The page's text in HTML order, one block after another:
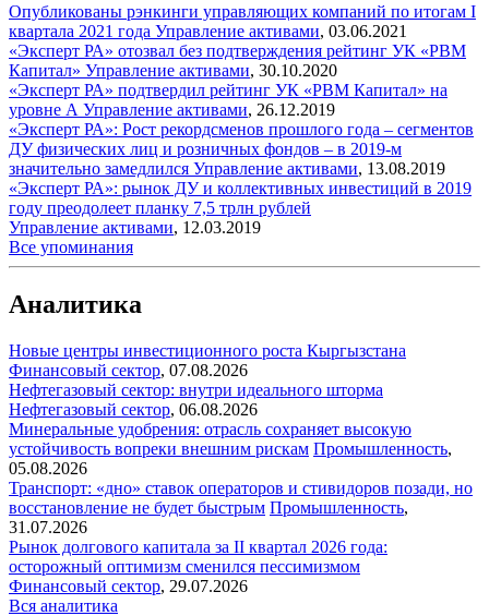
Опубликованы рэнкинги управляющих компаний по итогам I
квартала 2021 года Управление активами, 03.06.2021
«Эксперт РА» отозвал без подтверждения рейтинг УК «РВМ
Капитал» Управление активами, 30.10.2020
«Эксперт РА» подтвердил рейтинг УК «РВМ Капитал» на
уровне А Управление активами, 26.12.2019
«Эксперт РА»: Рост рекордсменов прошлого года – сегментов
ДУ физических лиц и розничных фондов – в 2019-м
значительно замедлился Управление активами, 13.08.2019
«Эксперт РА»: рынок ДУ и коллективных инвестиций в 2019
году преодолеет планку 7,5 трлн рублей
Управление активами, 12.03.2019
Все упоминания
Аналитика
Новые центры инвестиционного роста Кыргызстана
Финансовый сектор, 07.08.2026
Нефтегазовый сектор: внутри идеального шторма
Нефтегазовый сектор, 06.08.2026
Минеральные удобрения: отрасль сохраняет высокую
устойчивость вопреки внешним рискам Промышленность,
05.08.2026
Транспорт: «дно» ставок операторов и стивидоров позади, но
восстановление не будет быстрым Промышленность,
31.07.2026
Рынок долгового капитала за II квартал 2026 года:
осторожный оптимизм сменился пессимизмом
Финансовый сектор, 29.07.2026
Вся аналитика